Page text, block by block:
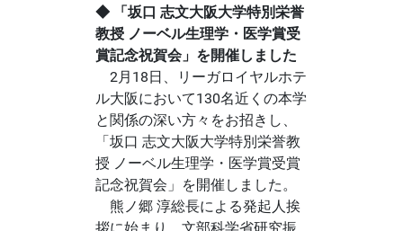
◆ 「坂口 志文大阪大学特別栄誉
教授 ノーベル生理学・医学賞受
賞記念祝賀会」を開催しました
2月18日、リーガロイヤルホテ
ル大阪において130名近くの本学
と関係の深い方々をお招きし、
「坂口 志文大阪大学特別栄誉教
授 ノーベル生理学・医学賞受賞
記念祝賀会」を開催しました。
熊ノ郷 淳総長による発起人挨